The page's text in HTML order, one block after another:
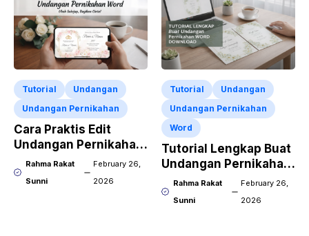
Tutorial
Undangan
Undangan Pernikahan
Cara Praktis Edit
Undangan Pernikahan
Word Pakai HP
Rahma Rakat
Sunni
February 26,
2026
Tutorial
Undangan
Undangan Pernikahan
Word
Tutorial Lengkap Buat
Undangan Pernikahan
Word Download
Rahma Rakat
Sunni
February 26,
2026